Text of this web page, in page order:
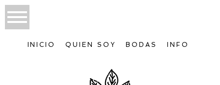
INICIO QUIEN SOY BODAS INFO